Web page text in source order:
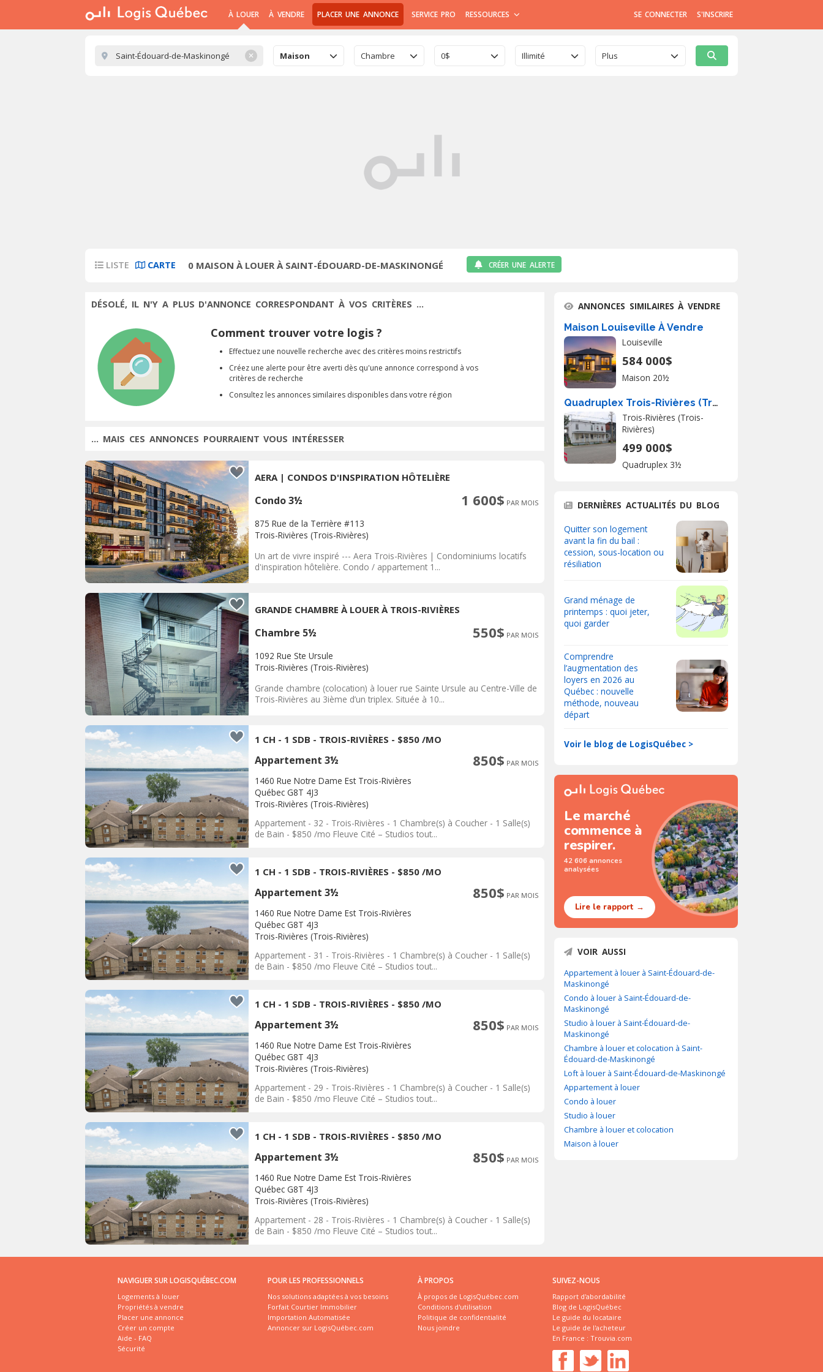
À LOUER À VENDRE PLACER UNE ANNONCE SERVICE PRO RESSOURCES SE CONNECTER S'INSCRIRE
✕ Maison Chambre 0$ Illimité Plus
LISTE CARTE 0 MAISON À LOUER À SAINT-ÉDOUARD-DE-MASKINONGÉ CRÉER UNE ALERTE
DÉSOLÉ, IL N'Y A PLUS D'ANNONCE CORRESPONDANT À VOS CRITÈRES ...
Comment trouver votre logis ?
Effectuez une nouvelle recherche avec des critères moins restrictifs
Créez une alerte pour être averti dès qu'une annonce correspond à vos
critères de recherche
Consultez les annonces similaires disponibles dans votre région
... MAIS CES ANNONCES POURRAIENT VOUS INTÉRESSER
AERA | CONDOS D'INSPIRATION HÔTELIÈRE
Condo 3½ 1 600$ PAR MOIS
875 Rue de la Terrière #113
Trois-Rivières (Trois-Rivières)
Un art de vivre inspiré --- Aera Trois-Rivières | Condominiums locatifs
d'inspiration hôtelière. Condo / appartement 1...
GRANDE CHAMBRE À LOUER À TROIS-RIVIÈRES
Chambre 5½ 550$ PAR MOIS
1092 Rue Ste Ursule
Trois-Rivières (Trois-Rivières)
Grande chambre (colocation) à louer rue Sainte Ursule au Centre-Ville de
Trois-Rivières au 3ième d’un triplex. Située à 10...
1 CH - 1 SDB - TROIS-RIVIÈRES - $850 /MO
Appartement 3½ 850$ PAR MOIS
1460 Rue Notre Dame Est Trois-Rivières
Québec G8T 4J3
Trois-Rivières (Trois-Rivières)
Appartement - 32 - Trois-Rivières - 1 Chambre(s) à Coucher - 1 Salle(s)
de Bain - $850 /mo Fleuve Cité – Studios tout...
1 CH - 1 SDB - TROIS-RIVIÈRES - $850 /MO
Appartement 3½ 850$ PAR MOIS
1460 Rue Notre Dame Est Trois-Rivières
Québec G8T 4J3
Trois-Rivières (Trois-Rivières)
Appartement - 31 - Trois-Rivières - 1 Chambre(s) à Coucher - 1 Salle(s)
de Bain - $850 /mo Fleuve Cité – Studios tout...
1 CH - 1 SDB - TROIS-RIVIÈRES - $850 /MO
Appartement 3½ 850$ PAR MOIS
1460 Rue Notre Dame Est Trois-Rivières
Québec G8T 4J3
Trois-Rivières (Trois-Rivières)
Appartement - 29 - Trois-Rivières - 1 Chambre(s) à Coucher - 1 Salle(s)
de Bain - $850 /mo Fleuve Cité – Studios tout...
1 CH - 1 SDB - TROIS-RIVIÈRES - $850 /MO
Appartement 3½ 850$ PAR MOIS
1460 Rue Notre Dame Est Trois-Rivières
Québec G8T 4J3
Trois-Rivières (Trois-Rivières)
Appartement - 28 - Trois-Rivières - 1 Chambre(s) à Coucher - 1 Salle(s)
de Bain - $850 /mo Fleuve Cité – Studios tout...
ANNONCES SIMILAIRES À VENDRE
Maison Louiseville À Vendre
Louiseville
584 000$
Maison 20½
Quadruplex Trois-Rivières (Trois-Rivières) À Vendre
Trois-Rivières (Trois-
Rivières)
499 000$
Quadruplex 3½
DERNIÈRES ACTUALITÉS DU BLOG
Quitter son logement
avant la fin du bail :
cession, sous-location ou
résiliation
Grand ménage de
printemps : quoi jeter,
quoi garder
Comprendre
l’augmentation des
loyers en 2026 au
Québec : nouvelle
méthode, nouveau
départ
Voir le blog de LogisQuébec >
Le marché
commence à
respirer.
42 606 annonces
analysées
Lire le rapport →
VOIR AUSSI
Appartement à louer à Saint-Édouard-de-
Maskinongé
Condo à louer à Saint-Édouard-de-
Maskinongé
Studio à louer à Saint-Édouard-de-
Maskinongé
Chambre à louer et colocation à Saint-
Édouard-de-Maskinongé
Loft à louer à Saint-Édouard-de-Maskinongé
Appartement à louer
Condo à louer
Studio à louer
Chambre à louer et colocation
Maison à louer
NAVIGUER SUR LOGISQUÉBEC.COM
Logements à louer
Propriétés à vendre
Placer une annonce
Créer un compte
Aide - FAQ
Sécurité
POUR LES PROFESSIONNELS
Nos solutions adaptées à vos besoins
Forfait Courtier Immobilier
Importation Automatisée
Annoncer sur LogisQuébec.com
À PROPOS
À propos de LogisQuébec.com
Conditions d'utilisation
Politique de confidentialité
Nous joindre
SUIVEZ-NOUS
Rapport d'abordabilité
Blog de LogisQuébec
Le guide du locataire
Le guide de l'acheteur
En France : Trouvia.com